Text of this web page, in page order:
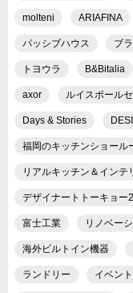
molteni ARIAFINA
パッシブハウス ブ
トヨウラ B&Bitalia
axor ルイスポール
Days & Stories
福岡のキッチンショール
リアルキッチン＆インテ
デザイナートトーキョー
富士工業 リノベー
海外ビルトイン機器
ランドリー イベント